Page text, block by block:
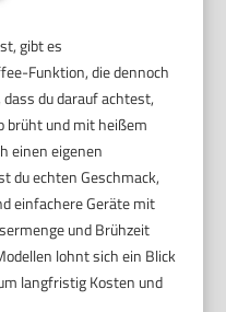
gibt es
Funktion, die dennoch
du darauf achtest,
brüht und mit heißem
einen eigenen
du echten Geschmack,
einfachere Geräte mit
und Brühzeit
lohnt sich ein Blick
langfristig Kosten und